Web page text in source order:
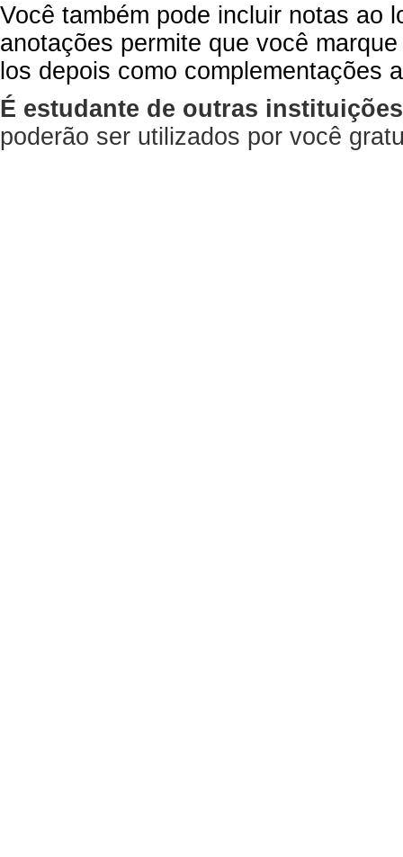
Você também pode incluir notas ao
anotações permite que você
los depois como complementações
É estudante de outras
poderão ser utilizados por você